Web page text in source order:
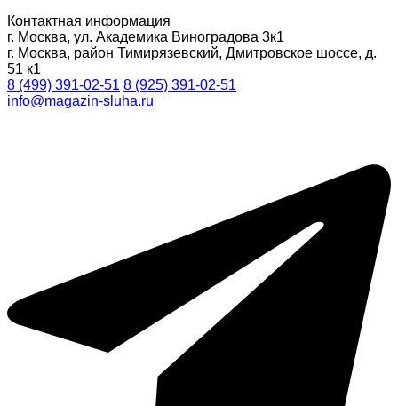
Контактная информация
г. Москва, ул. Академика Виноградова 3к1
г. Москва, район Тимирязевский, Дмитровское шоссе, д.
51 к1
8 (499) 391-02-51 8 (925) 391-02-51
info@magazin-sluha.ru